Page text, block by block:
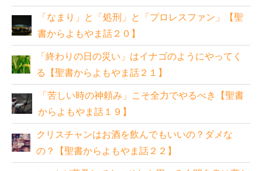
「なまり」と「処刑」と「プロレスファン」【聖
書からよもやま話２０】
「終わりの日の災い」はイナゴのようにやってく
る【聖書からよもやま話２１】
「苦しい時の神頼み」こそ全力でやるべき【聖書
からよもやま話１９】
クリスチャンはお酒を飲んでもいいの？ダメな
の？【聖書からよもやま話２２】